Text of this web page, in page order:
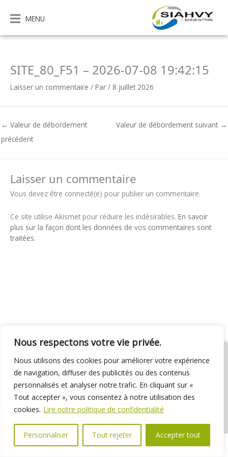
Nous respectons votre vie privée.
Nous utilisons des cookies pour améliorer votre expérience
de navigation, diffuser des publicités ou des contenus
personnalisés et analyser notre trafic. En cliquant sur «
Tout accepter », vous consentez à notre utilisation des
cookies. Lire notre politique de confidentialité
Personnaliser Tout rejeter Accepter tout
contenu
MENU
SITE_80_F51 – 2026-07-08 19:42:15
Laisser un commentaire / Par / 8 juillet 2026
← Valeur de débordement
précédent
Valeur de débordement suivant →
Laisser un commentaire
Vous devez être connecté(e) pour publier un commentaire.
Ce site utilise Akismet pour réduire les indésirables. En savoir
plus sur la façon dont les données de vos commentaires sont
traitées.
01 69 31 72 10 01 69 31 37 31
Nous contacter
Espace élus
Marchés publics Délibérations